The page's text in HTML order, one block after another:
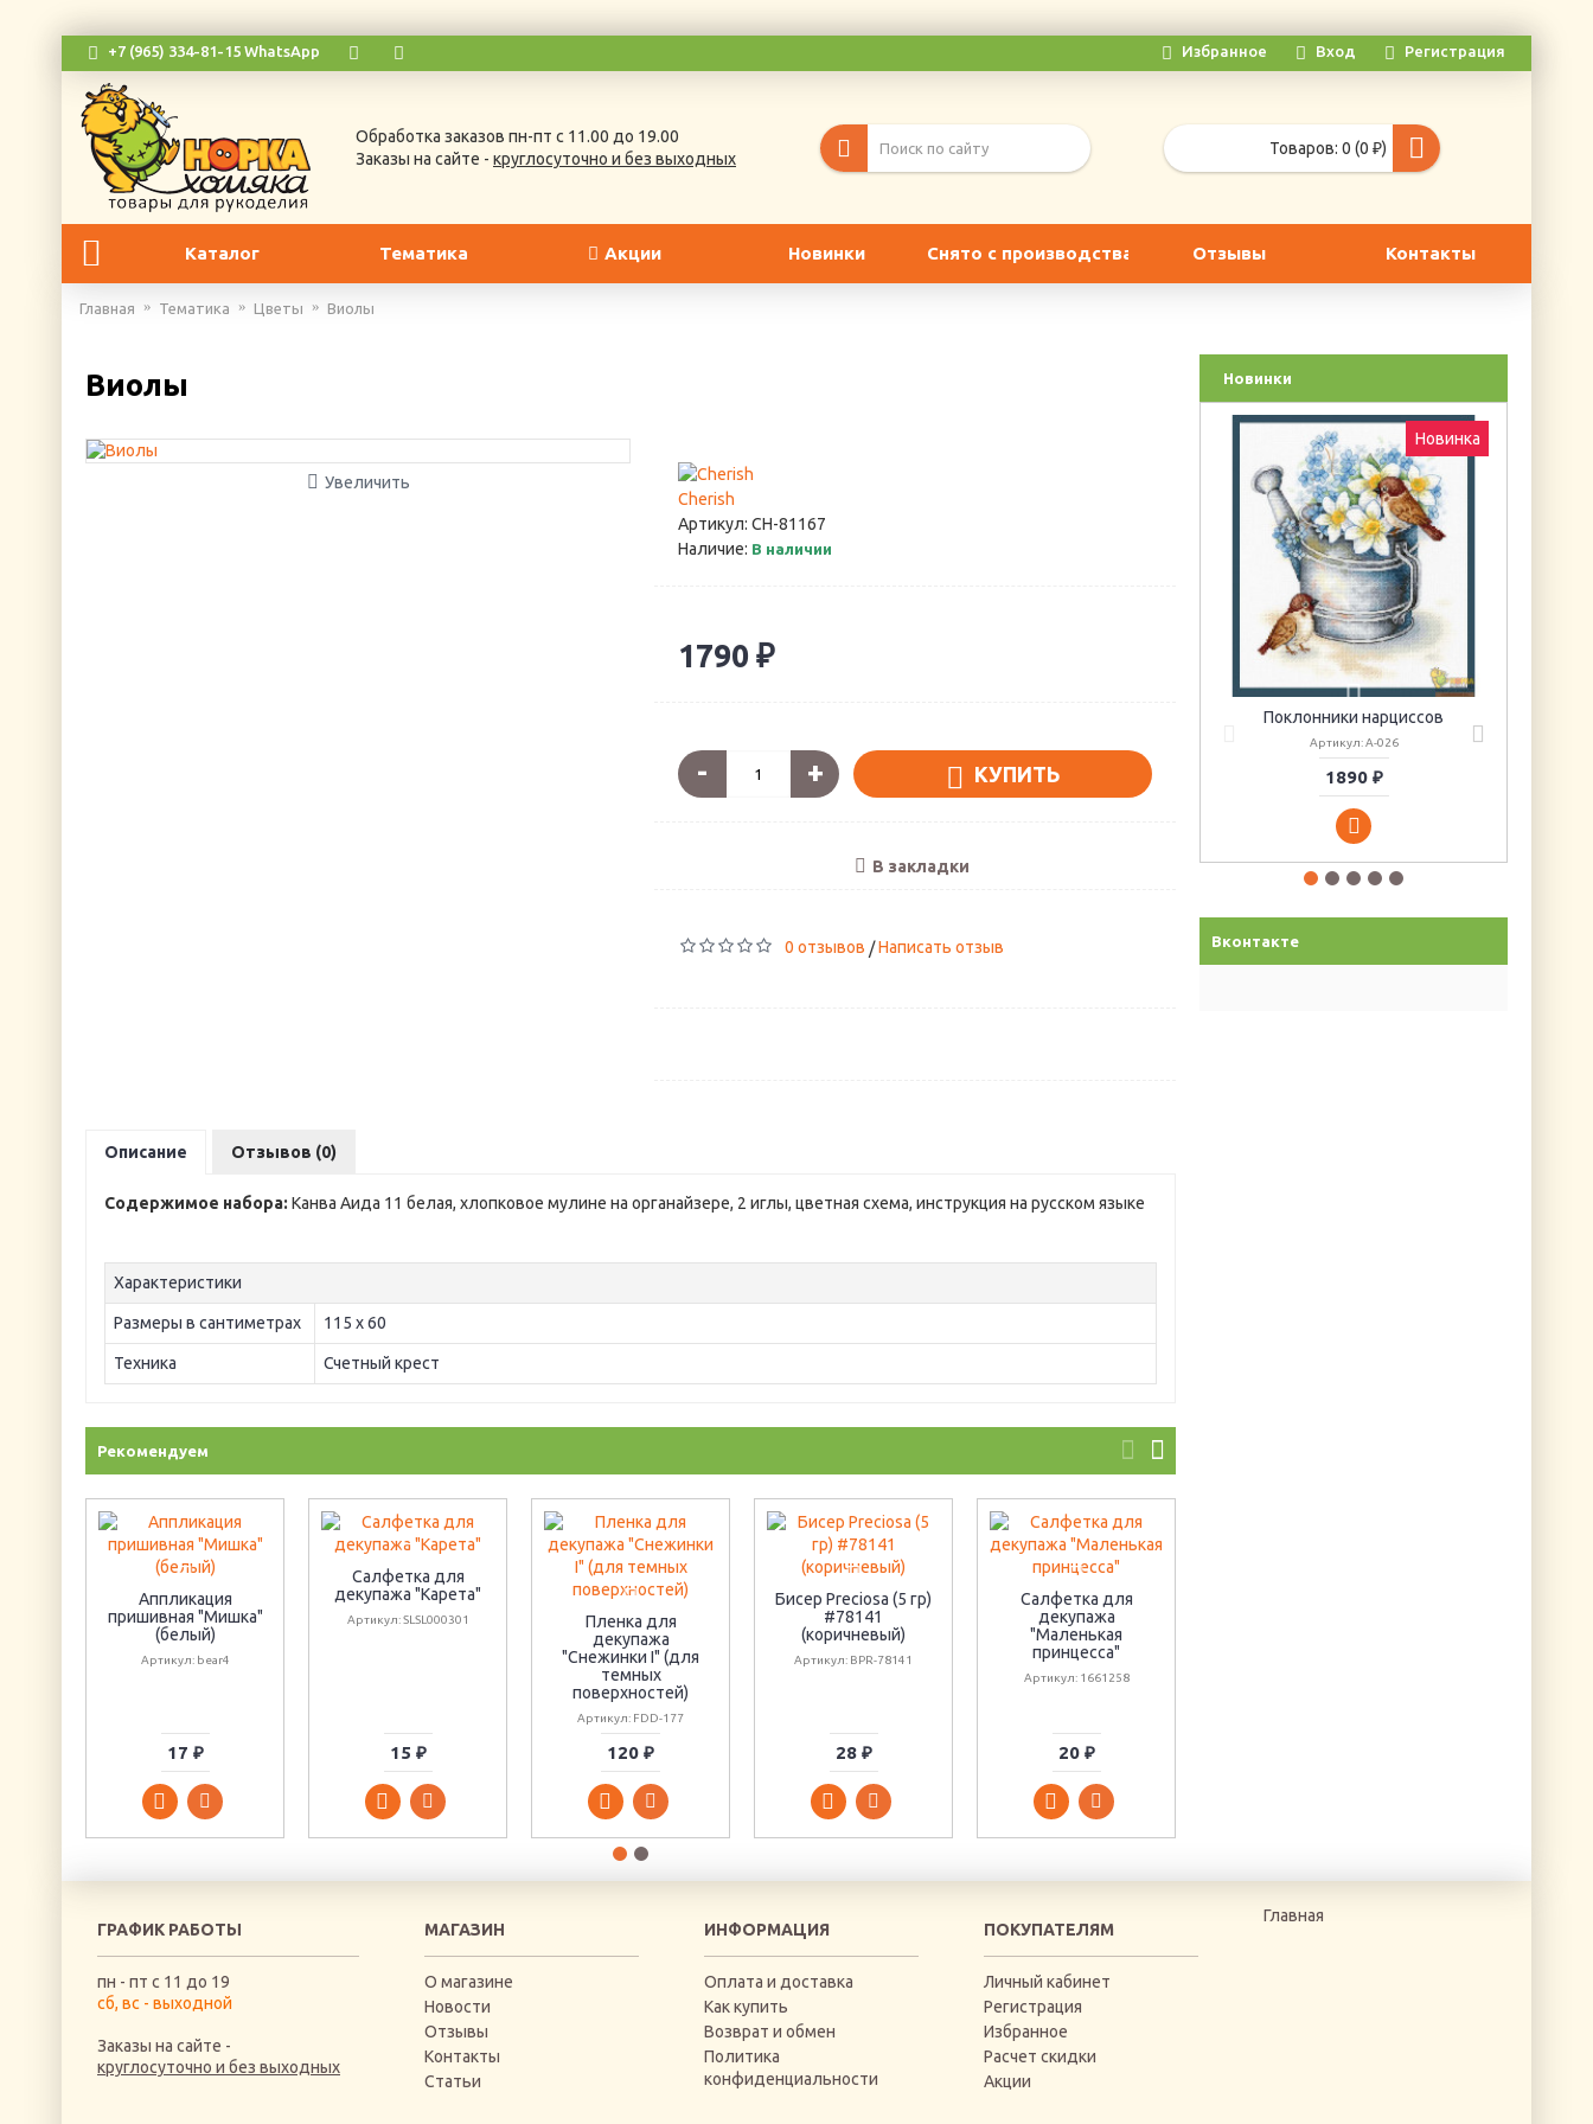
+7 (965) 334-81-15 WhatsApp Избранное Вход Регистрация
Обработка заказов пн-пт с 11.00 до 19.00
Заказы на сайте - круглосуточно и без выходных
Товаров: 0 (0 ₽)
Каталог Тематика Акции Новинки Снято с производства Отзывы Контакты
Главная Тематика Цветы Виолы
Новинки
Новинка
Поклонники нарциссов
Артикул: А-026
1890 ₽
Вконтакте
Виолы
Увеличить
Cherish
Артикул: CH-81167
Наличие: В наличии
1790 ₽
- + КУПИТЬ
В закладки
0 отзывов /Написать отзыв
Описание Отзывов (0)
Содержимое набора: Канва Аида 11 белая, хлопковое мулине на органайзере, 2 иглы, цветная схема, инструкция на русском языке
Характеристики
Размеры в сантиметрах 115 х 60
Техника Счетный крест
Рекомендуем
Аппликация
пришивная "Мишка"
(белый)
Артикул: bear4
17 ₽
Салфетка для
декупажа "Карета"
Артикул: SLSL000301
15 ₽
Пленка для
декупажа
"Снежинки I" (для
темных
поверхностей)
Артикул: FDD-177
120 ₽
Бисер Preciosa (5 гр)
#78141
(коричневый)
Артикул: BPR-78141
28 ₽
Салфетка для
декупажа
"Маленькая
принцесса"
Артикул: 1661258
20 ₽
ГРАФИК РАБОТЫ
пн - пт с 11 до 19
сб, вс - выходной
Заказы на сайте -
круглосуточно и без выходных
МАГАЗИН
О магазине
Новости
Отзывы
Контакты
Статьи
ИНФОРМАЦИЯ
Оплата и доставка
Как купить
Возврат и обмен
Политика
конфиденциальности
ПОКУПАТЕЛЯМ
Личный кабинет
Регистрация
Избранное
Расчет скидки
Акции
Главная